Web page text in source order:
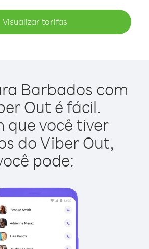
Visualizar tarifas
Barbados com
Out é fácil.
que você tiver
do Viber Out,
pode: